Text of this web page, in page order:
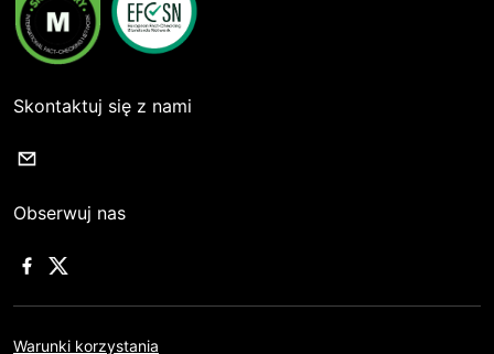
Skontaktuj się z nami
Obserwuj nas
Warunki korzystania